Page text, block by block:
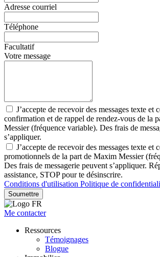
Adresse courriel
Téléphone
Facultatif
Votre message
J’accepte de recevoir des messages texte et
confirmation et de rappel de rendez-vous de la
Messier (fréquence variable). Des frais de
s’appliquer.
J’accepte de recevoir des messages texte et
promotionnels de la part de Maxim Messier
Des frais de messagerie peuvent s’appliquer.
assistance, STOP pour te désinscrire.
Conditions d'utilisation Politique de
Soumettre
Me contacter
Ressources
Témoignages
Blogue